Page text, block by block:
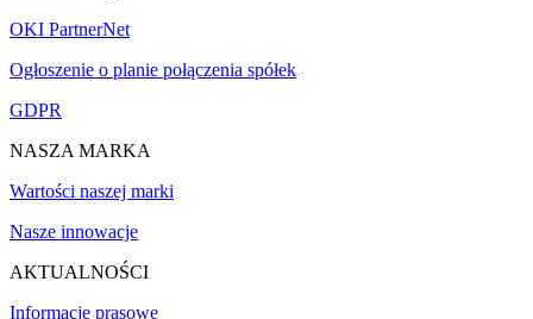
OKI PartnerNet
Ogłoszenie o planie połączenia spółek
GDPR
NASZA MARKA
Wartości naszej marki
Nasze innowacje
AKTUALNOŚCI
Informacje prasowe